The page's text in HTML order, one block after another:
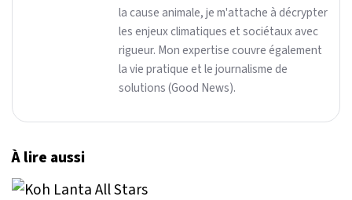
la cause animale, je m'attache à décrypter
les enjeux climatiques et sociétaux avec
rigueur. Mon expertise couvre également
la vie pratique et le journalisme de
solutions (Good News).
À lire aussi